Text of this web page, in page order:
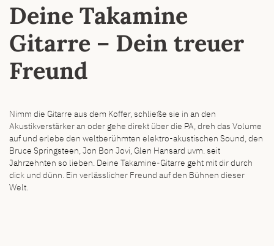
Deine Takamine
Gitarre – Dein treuer
Freund
Nimm die Gitarre aus dem Koffer, schließe sie in an den
Akustikverstärker an oder gehe direkt über die PA, dreh das Volume
auf und erlebe den weltberühmten elektro-akustischen Sound, den
Bruce Springsteen, Jon Bon Jovi, Glen Hansard uvm. seit
Jahrzehnten so lieben. Deine Takamine-Gitarre geht mit dir durch
dick und dünn. Ein verlässlicher Freund auf den Bühnen dieser
Welt.